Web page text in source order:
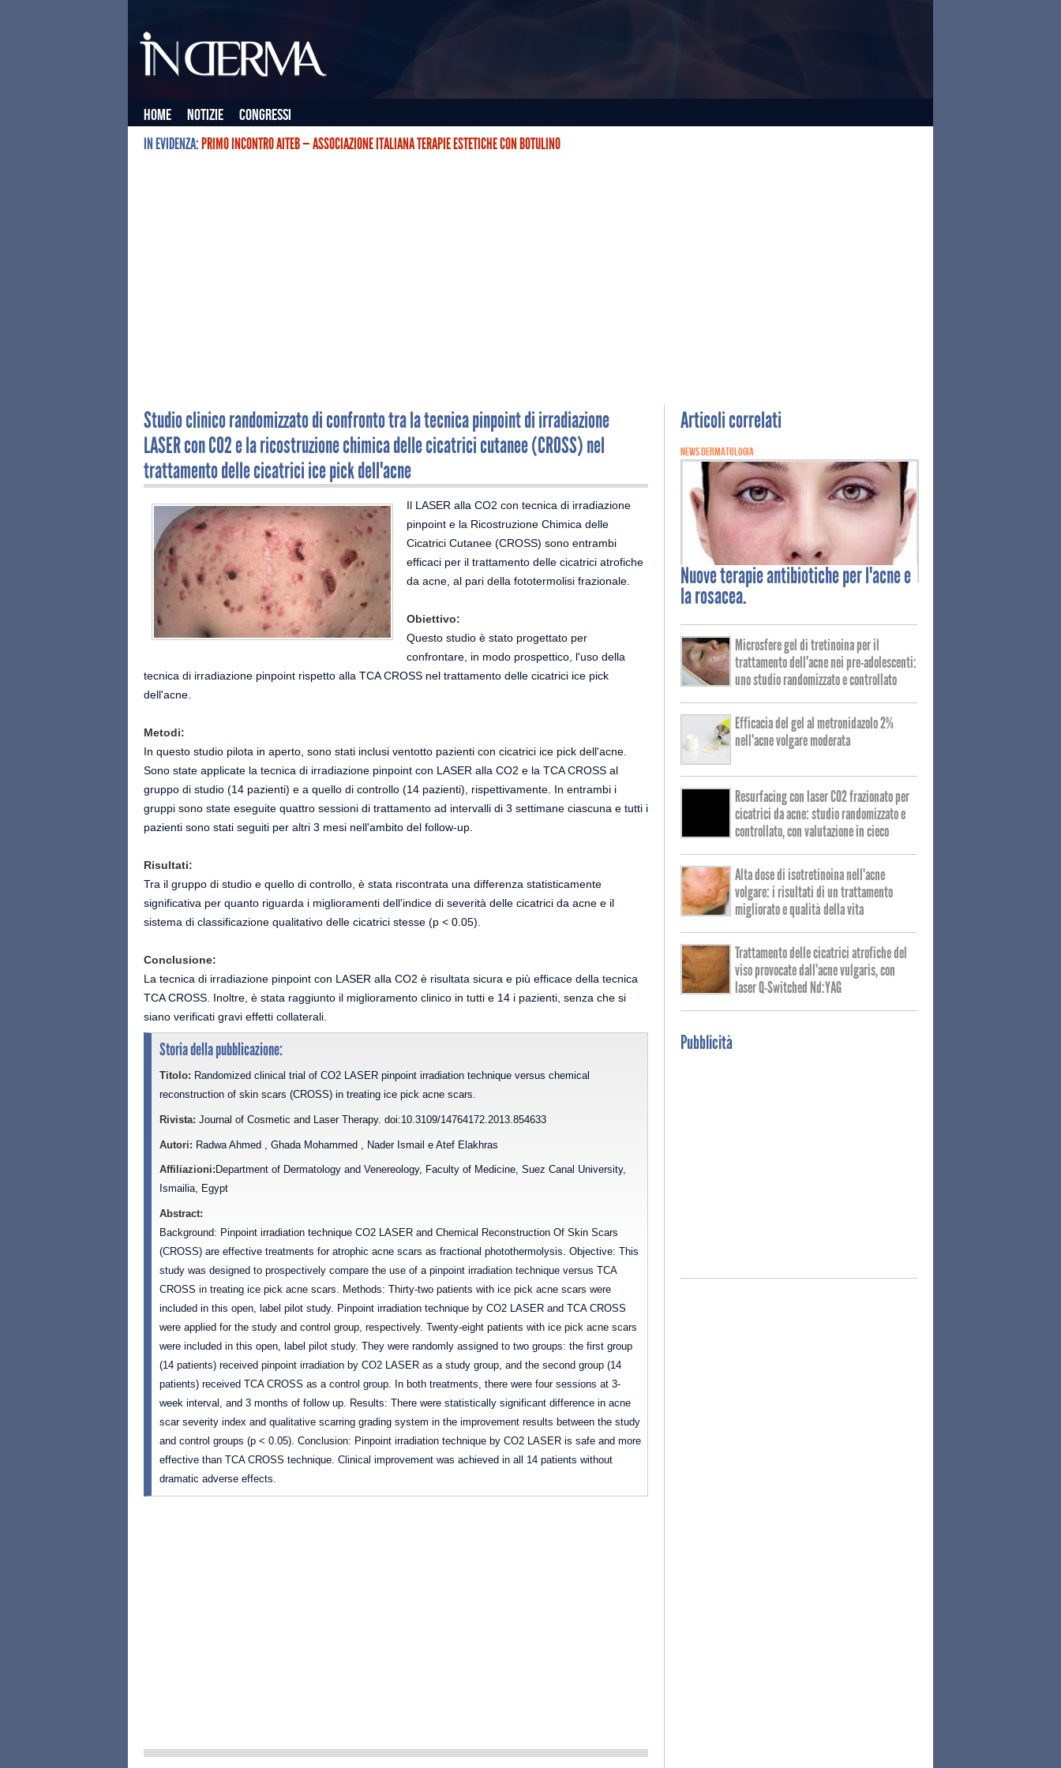
Home Notizie
Congressi
IN EVIDENZA:PRIMO INCONTRO AITEB — ASSOCIAZIONE ITALIANA TERAPIE ESTETICHE CON BOTULINO
Studio clinico randomizzato di confronto tra la tecnica pinpoint di irradiazione
LASER con CO2 e la ricostruzione chimica delle cicatrici cutanee (CROSS) nel
trattamento delle cicatrici ice pick dell'acne
Il LASER alla CO2 con tecnica di irradiazione
pinpoint e la Ricostruzione Chimica delle
Cicatrici Cutanee (CROSS) sono entrambi
efficaci per il trattamento delle cicatrici atrofiche
da acne, al pari della fototermolisi frazionale.
Obiettivo:
Questo studio è stato progettato per
confrontare, in modo prospettico, l'uso della
tecnica di irradiazione pinpoint rispetto alla TCA CROSS nel trattamento delle cicatrici ice pick
dell'acne.
Metodi:
In questo studio pilota in aperto, sono stati inclusi ventotto pazienti con cicatrici ice pick dell'acne.
Sono state applicate la tecnica di irradiazione pinpoint con LASER alla CO2 e la TCA CROSS al
gruppo di studio (14 pazienti) e a quello di controllo (14 pazienti), rispettivamente. In entrambi i
gruppi sono state eseguite quattro sessioni di trattamento ad intervalli di 3 settimane ciascuna e tutti i
pazienti sono stati seguiti per altri 3 mesi nell'ambito del follow-up.
Risultati:
Tra il gruppo di studio e quello di controllo, è stata riscontrata una differenza statisticamente
significativa per quanto riguarda i miglioramenti dell'indice di severità delle cicatrici da acne e il
sistema di classificazione qualitativo delle cicatrici stesse (p < 0.05).
Conclusione:
La tecnica di irradiazione pinpoint con LASER alla CO2 è risultata sicura e più efficace della tecnica
TCA CROSS. Inoltre, è stata raggiunto il miglioramento clinico in tutti e 14 i pazienti, senza che si
siano verificati gravi effetti collaterali.
Storia della pubblicazione:
Titolo: Randomized clinical trial of CO2 LASER pinpoint irradiation technique versus chemical
reconstruction of skin scars (CROSS) in treating ice pick acne scars.
Rivista: Journal of Cosmetic and Laser Therapy. doi:10.3109/14764172.2013.854633
Autori: Radwa Ahmed , Ghada Mohammed , Nader Ismail e Atef Elakhras
Affiliazioni: Department of Dermatology and Venereology, Faculty of Medicine, Suez Canal University,
Ismailia, Egypt
Abstract:
Background: Pinpoint irradiation technique CO2 LASER and Chemical Reconstruction Of Skin Scars
(CROSS) are effective treatments for atrophic acne scars as fractional photothermolysis. Objective: This
study was designed to prospectively compare the use of a pinpoint irradiation technique versus TCA
CROSS in treating ice pick acne scars. Methods: Thirty-two patients with ice pick acne scars were
included in this open, label pilot study. Pinpoint irradiation technique by CO2 LASER and TCA CROSS
were applied for the study and control group, respectively. Twenty-eight patients with ice pick acne scars
were included in this open, label pilot study. They were randomly assigned to two groups: the first group
(14 patients) received pinpoint irradiation by CO2 LASER as a study group, and the second group (14
patients) received TCA CROSS as a control group. In both treatments, there were four sessions at 3-
week interval, and 3 months of follow up. Results: There were statistically significant difference in acne
scar severity index and qualitative scarring grading system in the improvement results between the study
and control groups (p < 0.05). Conclusion: Pinpoint irradiation technique by CO2 LASER is safe and more
effective than TCA CROSS technique. Clinical improvement was achieved in all 14 patients without
dramatic adverse effects.
Articoli correlati
NEWS DERMATOLOGIA
Nuoveterapie antibiotiche per l'acne e
la rosacea.
Microsfere gel di tretinoina per il
trattamento dell'acne nei pre-adolescenti:
uno studio randomizzato e controllato
Efficacia del gel al metronidazolo 2%
nell'acne volgare moderata
Resurfacing con laser CO2 frazionato per
cicatrici da acne: studio randomizzato e
controllato, con valutazione in cieco
Alta dose di isotretinoina nell'acne
volgare: i risultati di un trattamento
migliorato e qualità della vita
Trattamento delle cicatrici atrofiche del
viso provocate dall'acne vulgaris, con
laser Q-Switched Nd:YAG
Pubblicità